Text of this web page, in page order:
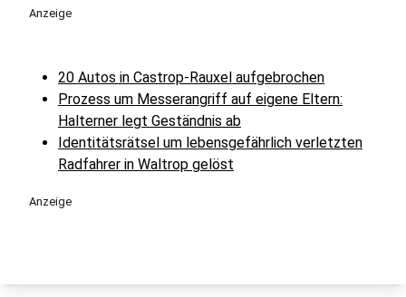
Anzeige
20 Autos in Castrop-Rauxel aufgebrochen
Prozess um Messerangriff auf eigene Eltern:
Halterner legt Geständnis ab
Identitätsrätsel um lebensgefährlich verletzten
Radfahrer in Waltrop gelöst
Anzeige